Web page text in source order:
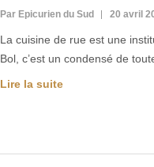
Par Epicurien du Sud 20 avril
La cuisine de rue est une
Bol, c’est un condensé de
Lire la suite